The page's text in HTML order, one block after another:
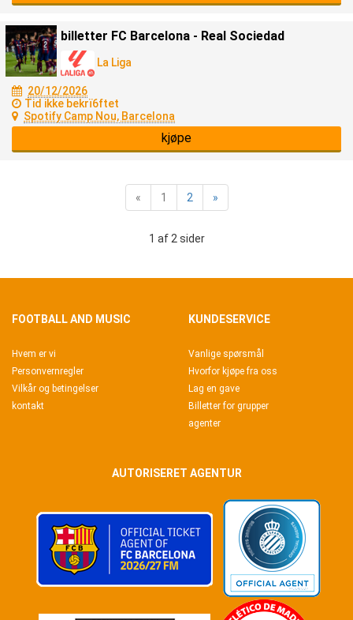
billetter FC Barcelona - Real Sociedad
La Liga
20/12/2026
Tid ikke bekrï6ftet
Spotify Camp Nou, Barcelona
kjøpe
« 1 2 »
1 af 2 sider
FOOTBALL AND MUSIC
Hvem er vi
Personvernregler
Vilkår og betingelser
kontakt
KUNDESERVICE
Vanlige spørsmål
Hvorfor kjøpe fra oss
Lag en gave
Billetter for grupper
agenter
AUTORISERET AGENTUR